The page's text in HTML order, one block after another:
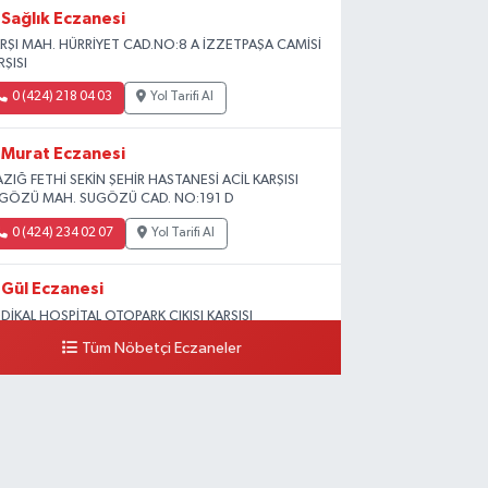
Sağlık Eczanesi
MAH. HÜRRİYET CAD.NO:8 A İZZETPAŞA CAMİSİ
0 (424) 218 04 03 Yol Tarifi Al
Murat Eczanesi
FETHİ SEKİN ŞEHİR HASTANESİ ACİL KARŞISI
MAH. SUGÖZÜ CAD. NO:191 D
0 (424) 234 02 07 Yol Tarifi Al
Gül Eczanesi
HOSPİTAL OTOPARK ÇIKIŞI KARŞISI
HASTANESİ ARKASI OTOPARK ÇIKIŞI KARŞISI)
Tüm Nöbetçi Eczaneler